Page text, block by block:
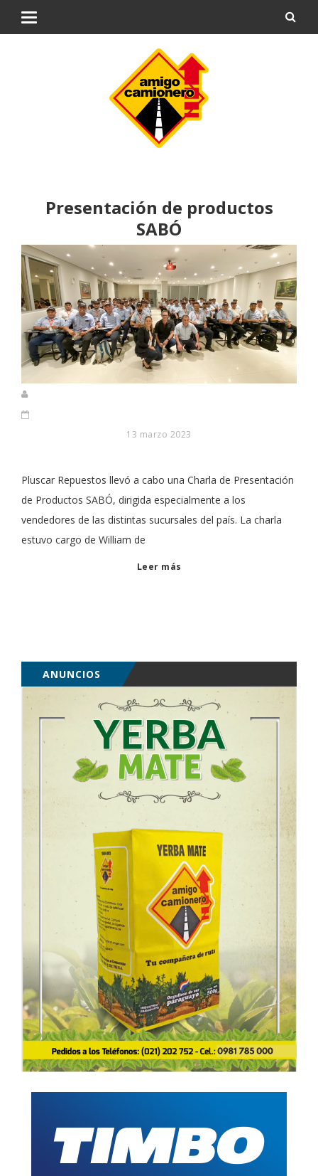
Presentación de productos
SABÓ
13 marzo 2023
Pluscar Repuestos llevó a cabo una Charla de Presentación
de Productos SABÓ, dirigida especialmente a los
vendedores de las distintas sucursales del país. La charla
estuvo cargo de William de
Leer más
ANUNCIOS